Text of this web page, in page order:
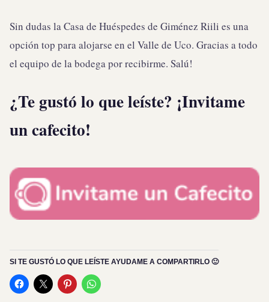
Sin dudas la Casa de Huéspedes de Giménez Riili es una
opción top para alojarse en el Valle de Uco. Gracias a todo
el equipo de la bodega por recibirme. Salú!
¿Te gustó lo que leíste? ¡Invitame
un cafecito!
SI TE GUSTÓ LO QUE LEÍSTE AYUDAME A COMPARTIRLO 🙂